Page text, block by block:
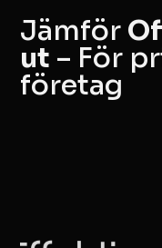
Jämför
ut – För
företag